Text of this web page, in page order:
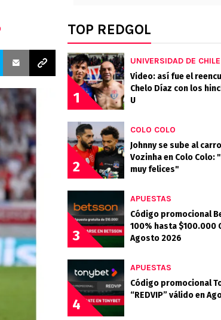
TOP REDGOL
1
UNIVERSIDAD DE CHILE
Video: así fue el
Chelo Díaz con los
U
2
COLO COLO
Johnny se sube al
Vozinha en Colo Colo:
muy felices"
3
APUESTAS
Código promocional
100% hasta $100.000
Agosto 2026
4
APUESTAS
Código promocional
“REDVIP” válido en